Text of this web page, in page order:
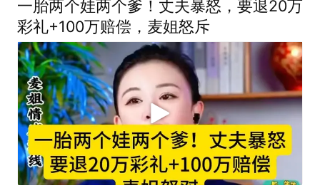
一胎两个娃两个爹！丈夫暴怒，要退20万
彩礼+100万赔偿，麦姐怒斥